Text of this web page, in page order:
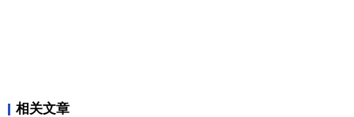
相关文章